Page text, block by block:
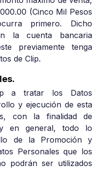
(Cinco Mil Pesos
primero. Dicho
la cuenta bancaria
previamente tenga
de Clip.
a tratar los Datos
y ejecución de esta
con la finalidad de
en general, todo lo
de la Promoción y
Personales que los
podrán ser utilizados